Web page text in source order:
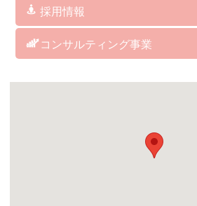
福岡本社/福岡支店
博多支店
筥崎支店
城南支店
福岡西支店
西福岡支店
北九州支店
中津支店
関連会社 アグレコジャパン(株)
関連会社 RICHES
採用情報
訪問介護サービス
デイサービス
居宅介護支援
グループホーム／小規模多機能／看護
訪問看護ステーション
ヘルスケア事業部
総務・経理
コンサルティング事業